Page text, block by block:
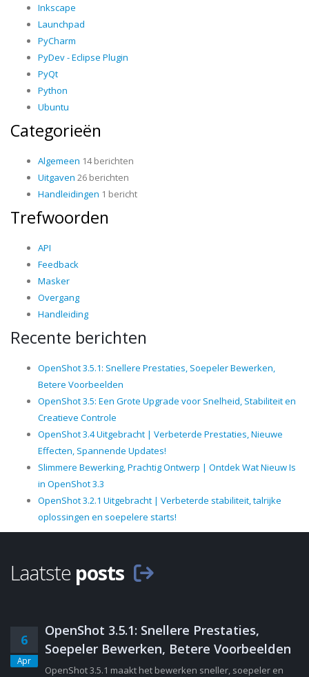
Inkscape
Launchpad
PyCharm
PyDev - Eclipse Plugin
PyQt
Python
Ubuntu
Categorieën
Algemeen 14 berichten
Uitgaven 26 berichten
Handleidingen 1 bericht
Trefwoorden
API
Feedback
Masker
Overgang
Handleiding
Recente berichten
OpenShot 3.5.1: Snellere Prestaties, Soepeler Bewerken,
Betere Voorbeelden
OpenShot 3.5: Een Grote Upgrade voor Snelheid, Stabiliteit en
Creatieve Controle
OpenShot 3.4 Uitgebracht | Verbeterde Prestaties, Nieuwe
Effecten, Spannende Updates!
Slimmere Bewerking, Prachtig Ontwerp | Ontdek Wat Nieuw Is
in OpenShot 3.3
OpenShot 3.2.1 Uitgebracht | Verbeterde stabiliteit, talrijke
oplossingen en soepelere starts!
Laatste posts
6
Apr
OpenShot 3.5.1: Snellere Prestaties,
Soepeler Bewerken, Betere Voorbeelden
OpenShot 3.5.1 maakt het bewerken sneller, soepeler en